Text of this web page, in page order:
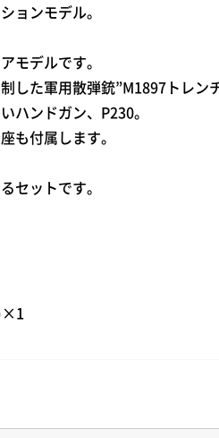
ョンモデル。
モデルです。
した軍用散弾銃”M1897トレン
ハンドガン、P230。
も付属します。
セットです。